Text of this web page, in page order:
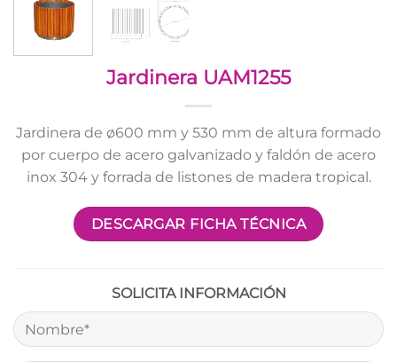
Jardinera UAM1255
Jardinera de ø600 mm y 530 mm de altura formado
por cuerpo de acero galvanizado y faldón de acero
inox 304 y forrada de listones de madera tropical.
DESCARGAR FICHA TÉCNICA
SOLICITA INFORMACIÓN